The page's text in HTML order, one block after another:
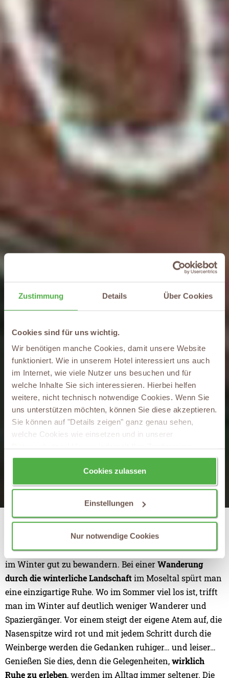
Zustimmung Details Über Cookies
Cookies sind für uns wichtig.
Wir benötigen manche Cookies, damit unsere Website
funktioniert. Wie in unserem Hotel interessiert uns auch
im Internet, wie viele Nutzer uns besuchen und für
welche Inhalte Sie sich interessieren. Hierbei helfen
weitere, nicht technisch notwendige Cookies. Wenn Sie
uns unterstützen möchten, können Sie diese akzeptieren.
Sie können auf "Details zeigen" ganz genau sehen,
welche Cookies wie einsetzen und in unserer
wieder zurücknehmen.
Cookies zulassen
Einstellungen
Nur notwendige Cookies
Winterwandern an der Mosel
Viele der Wege, die durchs Moseltal führen, sind auch
im Winter gut zu bewandern. Bei einerWanderung
durch die winterliche Landschaftim Moseltal spürt man
eine einzigartige Ruhe. Wo im Sommer viel los ist, trifft
man im Winter auf deutlich weniger Wanderer und
Spaziergänger. Vor einem steigt der eigene Atem auf, die
Nasenspitze wird rot und mit jedem Schritt durch die
Weinberge werden die Gedanken ruhiger… und leiser…
Genießen Sie dies, denn die Gelegenheiten,wirklich
Ruhe zu erleben, werden im Alltag immer seltener. Die